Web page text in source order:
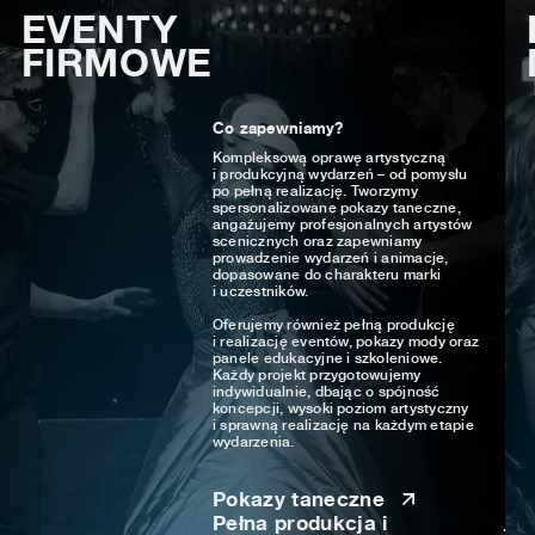
EVENTY
FIRMOWE
Co zapewniamy?
Kompleksową oprawę artystyczną
i produkcyjną wydarzeń – od pomysłu
po pełną realizację. Tworzymy
spersonalizowane pokazy taneczne,
angażujemy profesjonalnych artystów
scenicznych oraz zapewniamy
prowadzenie wydarzeń i animacje,
dopasowane do charakteru marki
i uczestników.
Oferujemy również pełną produkcję
i realizację eventów, pokazy mody oraz
panele edukacyjne i szkoleniowe.
Każdy projekt przygotowujemy
indywidualnie, dbając o spójność
koncepcji, wysoki poziom artystyczny
i sprawną realizację na każdym etapie
wydarzenia.
Pokazy taneczne
Pełna produkcja i